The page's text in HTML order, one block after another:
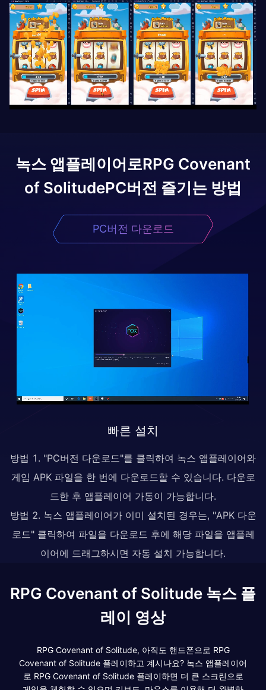
녹스 앱플레이어로RPG Covenant
of SolitudePC버전 즐기는 방법
PC버전 다운로드
빠른 설치
방법 1. "PC버전 다운로드"를 클릭하여 녹스 앱플레이어와
게임 APK 파일을 한 번에 다운로드할 수 있습니다. 다운로
드한 후 앱플레이어 가동이 가능합니다.
방법 2. 녹스 앱플레이어가 이미 설치된 경우는, "APK 다운
로드" 클릭하여 파일을 다운로드 후에 해당 파일을 앱플레
이어에 드래그하시면 자동 설치 가능합니다.
RPG Covenant of Solitude 녹스 플
레이 영상
RPG Covenant of Solitude, 아직도 핸드폰으로 RPG
Covenant of Solitude 플레이하고 계시나요? 녹스 앱플레이어
로 RPG Covenant of Solitude 플레이하면 더 큰 스크린으로